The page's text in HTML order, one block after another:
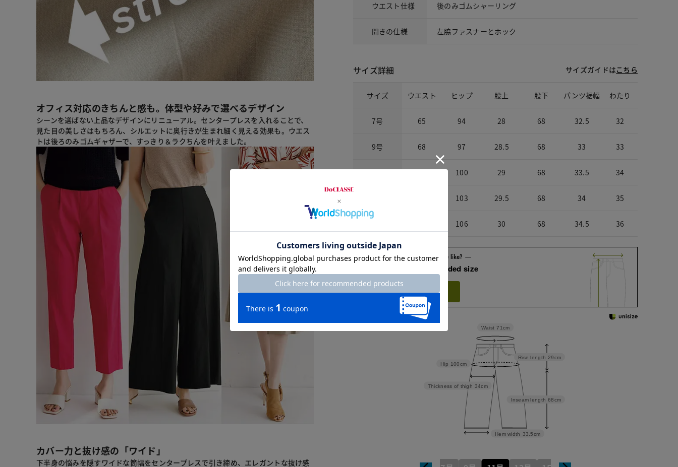
オフィス対応のきちんと感も。体型や好みで選べるデザイン
シーンを選ばない上品なデザインにリニューアル。センタープレスを入れることで、
見た目の美しさはもちろん、シルエットに奥行きが生まれ細く見える効果も。ウエス
トは後ろのみゴムギャザーで、すっきり＆ラクちんを叶えました。
カバー力と抜け感の「ワイド」
下半身の悩みを隠すワイドな筒幅をセンタープレスで引き締め、エレガントな抜け感
ウエスト仕様 後のみゴムシャーリング
開きの仕様 左脇ファスナーとホック
サイズ詳細 サイズガイドはこちら
サイズ ウエスト ヒップ 股上 股下 パンツ裾幅 わたり
7号 65 94 28 68 32.5 32
9号 68 97 28.5 68 33 33
11号 71 100 29 68 33.5 34
103 29.5 68 34 35
106 30 68 34.5 36
Check the recommended size
Try this item on
Inseam length 68cm
Rise length 29cm
Hem width 33.5cm
Thickness of thigh 34cm
Hip 100cm
Waist 71cm